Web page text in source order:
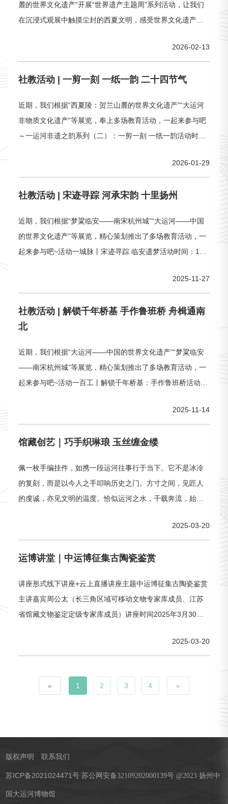
麓的世界文化遗产”开展“世界遗产主题周”系列活动，让我们
在沉浸式观展中触摸尘封的西夏文明，感受世界文化遗产的
2月13日（周五）14:00-15:30活动对象：16-65周岁主 讲 人
动，参加活动需提前注册中运博会员，并于现场出示
2026-02-13
社教活动 | 一剪一刻 一纸一韵 二十四节气
近期，我们根据“西夏陵：贺兰山麓的世界文化遗产”“大运河
非物质文化遗产”等展览，奉上多场教育活动，一起来参与吧
～一运河非遗之韵系列（二）：一剪一刻 一纸一韵活动时
人 ：张老师（社教专员）活动费用：免费（此为会员专属活
予以核销）活动人数：12位（微信扫描二维码免费
2026-01-29
社教活动 | 宋迹寻踪 河承宋韵 十里扬州
近期，我们根据“梦粱临安——南宋杭州城”“大运河——中国
的世界文化遗产”等展览，精心策划推出了多场教育活动，一
起来参与吧~活动一城脉丨宋迹寻踪 临安遗梦活动时间：12
庭：一名成人加一名儿童）主 讲 人 ：耿老师、张老师（“锦
现场核销后诚意金退还）活动人数：12个活动预约：城脉丨
2025-11-27
社教活动 | 解锁千年桥基 手作鲁班桥 舟楫通南
北
近期，我们根据“大运河——中国的世界文化遗产”“梦粱临安
——南宋杭州城”等展览，精心策划推出了多场教育活动，一
起来参与吧~活动一百工丨解锁千年桥基：手作鲁班桥活动时
讲 人 ：严老师、袁老师（“锦帆”志愿者）活动费用：免费
动人数：12个活动预约：百工丨解锁千年桥基：手作鲁班桥
2025-11-14
馆藏创艺｜巧手织琳琅 玉丝缠金缕
佩一枚手编挂件，如携一段运河往事行于当下。它不是冰冷
的复刻，而是以今人之手叩响历史之门。方寸之间，见匠人
的虔诚，亦见文明的温度。恰似运河之水，千载奔流，始终
手编云寄远人」小瓶为有模吹制而成，颈肩相接处加饰兽面
色。小瓶造型流畅，工艺精美，颜色少见，可能是清宫档案
2025-03-20
运博讲堂｜中运博征集古陶瓷鉴赏
讲座形式线下讲座+云上直播讲座主题中运博征集古陶瓷鉴赏
主讲嘉宾周公太（长三角区域可移动文物专家库成员、江苏
省馆藏文物鉴定定级专家库成员）讲座时间2025年3月30日
博征集古陶瓷鉴赏△点击标题预约中运博微信视频号通道中运
员，毕业于北京大学考古学系考古专业班，中国古陶
2025-03-20
« 1 2 3 4 »
版权声明 联系我们
苏ICP备2021024471号 苏公网安备32109202000139号 @2023 扬州中
国大运河博物馆